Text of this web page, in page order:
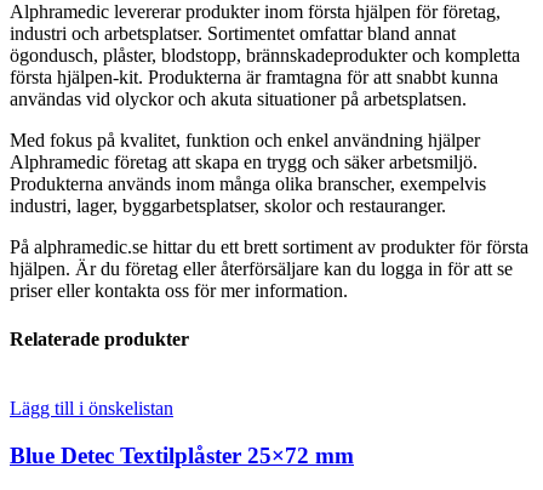
Alphramedic levererar produkter inom första hjälpen för företag,
industri och arbetsplatser. Sortimentet omfattar bland annat
ögondusch, plåster, blodstopp, brännskadeprodukter och kompletta
första hjälpen-kit. Produkterna är framtagna för att snabbt kunna
användas vid olyckor och akuta situationer på arbetsplatsen.
Med fokus på kvalitet, funktion och enkel användning hjälper
Alphramedic företag att skapa en trygg och säker arbetsmiljö.
Produkterna används inom många olika branscher, exempelvis
industri, lager, byggarbetsplatser, skolor och restauranger.
På alphramedic.se hittar du ett brett sortiment av produkter för första
hjälpen. Är du företag eller återförsäljare kan du logga in för att se
priser eller kontakta oss för mer information.
Relaterade produkter
Lägg till i önskelistan
Blue Detec Textilplåster 25×72 mm